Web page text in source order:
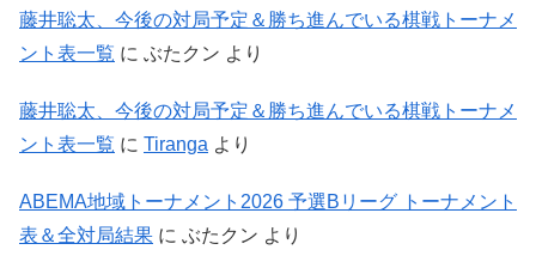
藤井聡太、今後の対局予定＆勝ち進んでいる棋戦トーナメ
ント表一覧 に ぶたクン より
藤井聡太、今後の対局予定＆勝ち進んでいる棋戦トーナメ
ント表一覧 に Tiranga より
ABEMA地域トーナメント2026 予選Bリーグ トーナメント
表＆全対局結果 に ぶたクン より